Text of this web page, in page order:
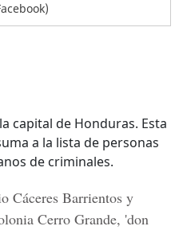
capital de Honduras. Esta
a la lista de personas
de criminales.
Cáceres Barrientos y
Cerro Grande, 'don